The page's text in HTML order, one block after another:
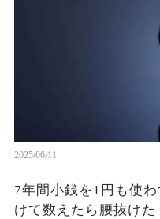
2025/06/11
7年間小銭を1円も使
けて数えたら腰抜けた